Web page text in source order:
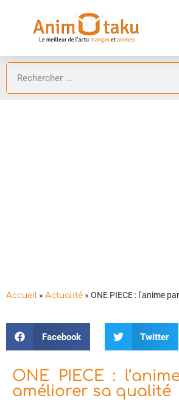
Accueil » Actualité » ONE PIECE : l’anime
Facebook Twitter
ONE PIECE :
améliorer sa qualité